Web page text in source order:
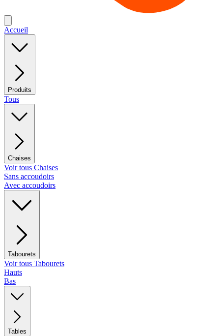
Accueil
Produits
Tous
Chaises
Voir tous Chaises
Sans accoudoirs
Avec accoudoirs
Tabourets
Voir tous Tabourets
Hauts
Bas
Tables